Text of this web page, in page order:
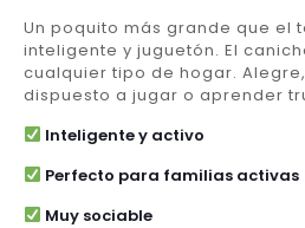
Un poquito más grande que el
inteligente y juguetón. El
cualquier tipo de hogar.
dispuesto a jugar o aprender
Inteligente y activo
Perfecto para familias activas
Muy sociable